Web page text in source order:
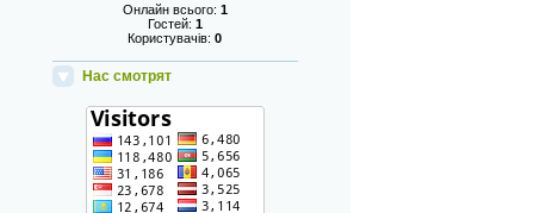
Онлайн всього: 1
Гостей: 1
Користувачів:0
Нас смотрят